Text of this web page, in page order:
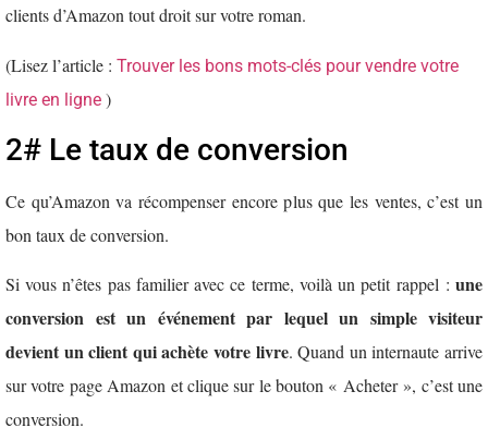
clients d’Amazon tout droit sur votre roman.
(Lisez l’article : Trouver les bons mots-clés pour vendre votre
livre en ligne )
2# Le taux de conversion
Ce qu’Amazon va récompenser encore plus que les ventes, c’est un
bon taux de conversion.
Si vous n’êtes pas familier avec ce terme, voilà un petit rappel : une
conversion est un événement par lequel un simple visiteur
devient un client qui achète votre livre. Quand un internaute arrive
sur votre page Amazon et clique sur le bouton « Acheter », c’est une
conversion.